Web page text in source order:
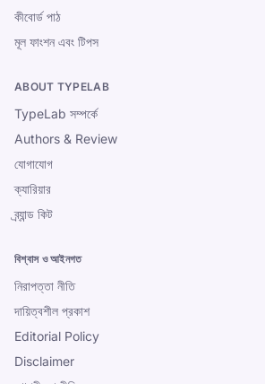
কীবোর্ড পাঠ
মূল ফাংশন এবং টিপস
ABOUT TYPELAB
TypeLab সম্পর্কে
Authors & Review
যোগাযোগ
ক্যারিয়ার
ব্র্যান্ড কিট
বিশ্বাস ও আইনগত
নিরাপত্তা নীতি
দায়িত্বশীল প্রকাশ
Editorial Policy
Disclaimer